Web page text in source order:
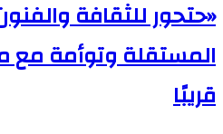
«حتحور للثقافة
المستقلة وتوأمة مع
قريبًا